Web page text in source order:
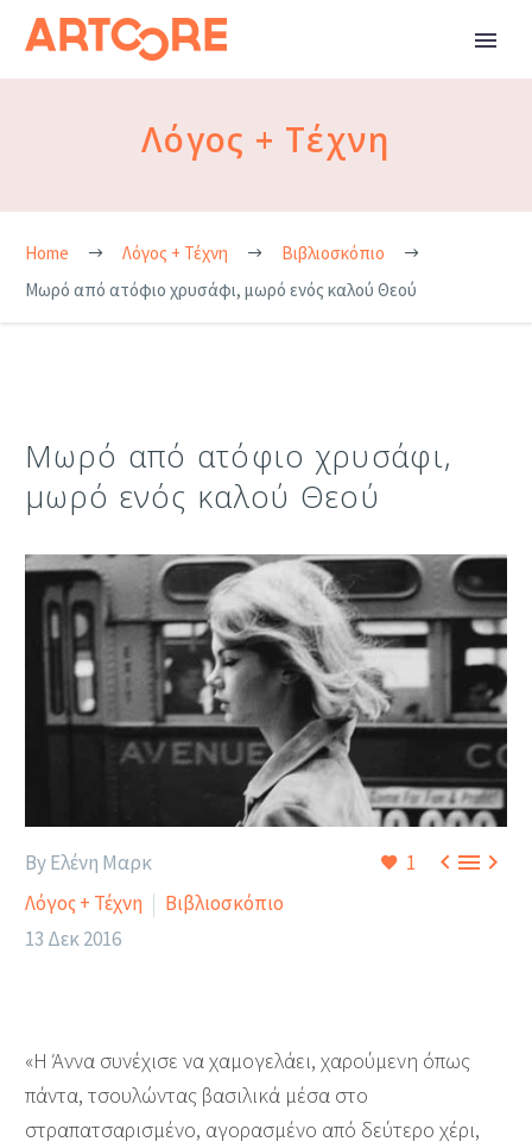
Λόγος + Τέχνη
Home Λόγος + Τέχνη
Βιβλιοσκόπιο
Μωρό από ατόφιο χρυσάφι, μωρό ενός καλού Θεού
Μωρό από ατόφιο χρυσάφι,
μωρό ενός καλού Θεού
1 
By Ελένη Μαρκ
Λόγος + Τέχνη
Βιβλιοσκόπιο
13 Δεκ 2016
«Η Άννα συνέχισε να χαμογελάει, χαρούμενη όπως
πάντα, τσουλώντας βασιλικά μέσα στο
στραπατσαρισμένο, αγορασμένο από δεύτερο χέρι,